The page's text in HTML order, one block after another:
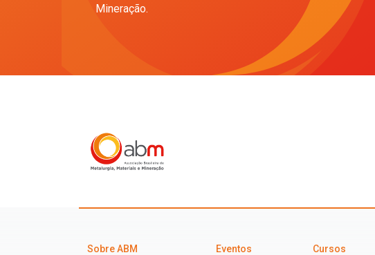
Mineração.
Sobre ABM Eventos Cursos